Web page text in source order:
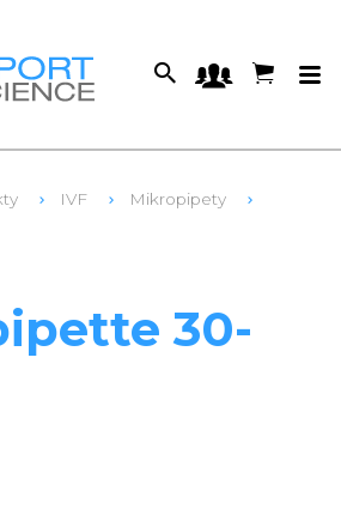
IVF
Mikropipety
30-